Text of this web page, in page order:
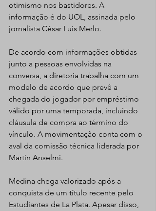
otimismo nos bastidores. A
informação é do UOL, assinada pelo
jornalista César Luis Merlo.
De acordo com informações obtidas
junto a pessoas envolvidas na
conversa, a diretoria trabalha com um
modelo de acordo que prevê a
chegada do jogador por empréstimo
válido por uma temporada, incluindo
cláusula de compra ao término do
vínculo. A movimentação conta com o
aval da comissão técnica liderada por
Martín Anselmi.
Medina chega valorizado após a
conquista de um título recente pelo
Estudiantes de La Plata. Apesar disso,